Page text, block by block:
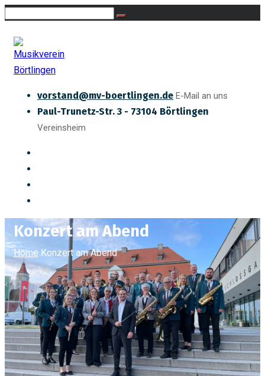
vorstand@mv-boertlingen.de E-Mail an uns
Paul-Trunetz-Str. 3 - 73104 Börtlingen
Vereinsheim
Konzert am Abend
Home Konzert am Abend